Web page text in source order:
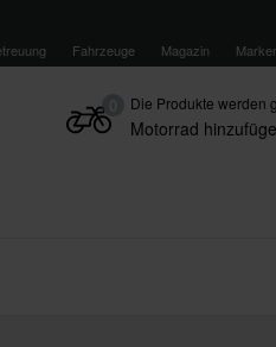
Fahrzeuge Magazin
Die Produkte werden
Motorrad